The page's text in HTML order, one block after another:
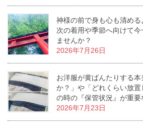
神様の前で身も心も清め
次の着用や季節へ向けて
ませんか？
2026年7月26日
お洋服が黄ばんたりする
か？」や「どれくらい放
の時の『保管状況』が重要
2026年7月23日